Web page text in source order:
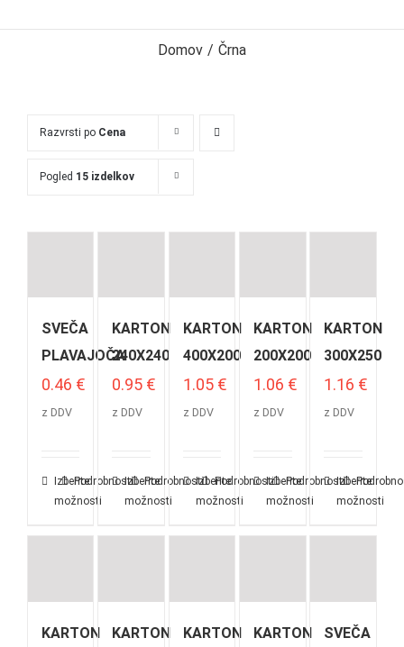
Domov / Črna
Razvrsti po Cena
Pogled 15 izdelkov
SVEČA
PLAVAJOČA
0.46 €
z DDV
Izberite
možnosti
Podrobnosti
KARTON
240X240
0.95 €
z DDV
Izberite
možnosti
Podrobnosti
KARTON
400X200
1.05 €
z DDV
Izberite
možnosti
Podrobnosti
KARTON
200X200
1.06 €
z DDV
Izberite
možnosti
Podrobnosti
KARTON
300X250
1.16 €
z DDV
Izberite
možnosti
KARTON
KARTON
KARTON
KARTON
SVEČA